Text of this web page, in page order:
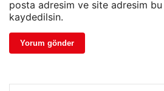
posta adresim ve site adresim bu
kaydedilsin.